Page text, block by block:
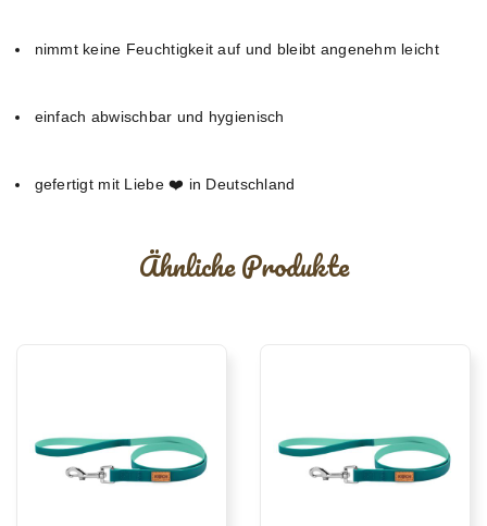
nimmt keine Feuchtigkeit auf und bleibt angenehm leicht
einfach abwischbar und hygienisch
gefertigt mit Liebe ❤️ in Deutschland
Ähnliche Produkte